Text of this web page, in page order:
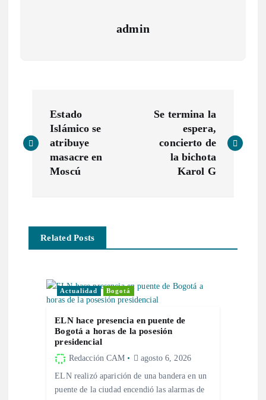
admin
a
g
a
Estado
Islámico se
atribuye
masacre en
Moscú
Se termina la
espera,
concierto de
la bichota
Karol G
Related Posts
Actualidad Bogotá
ELN hace presencia en puente de
Bogotá a horas de la posesión
presidencial
Redacción CAM agosto 6, 2026
ELN realizó aparición de una bandera en un
puente de la ciudad encendió las alarmas de